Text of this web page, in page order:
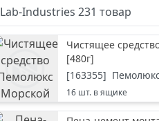
Lab-Industries231 товар
Чистящее
[480г]
[163355] Пемолюкс
16 шт. в ящике